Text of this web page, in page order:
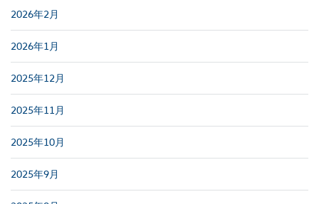
2026年2月
2026年1月
2025年12月
2025年11月
2025年10月
2025年9月